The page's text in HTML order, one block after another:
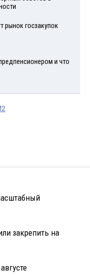
рынок госзакупок
и что
закрепить на